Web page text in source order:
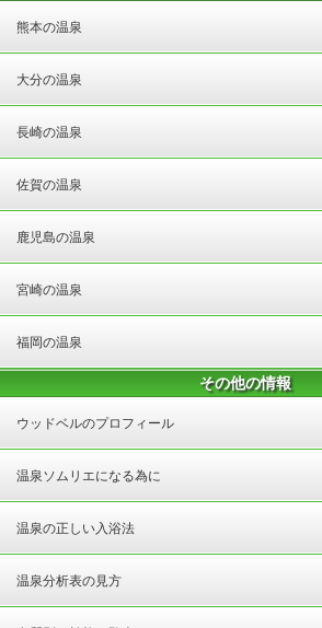
熊本の温泉
大分の温泉
長崎の温泉
佐賀の温泉
鹿児島の温泉
宮崎の温泉
福岡の温泉
その他の情報
ウッドベルのプロフィール
温泉ソムリエになる為に
温泉の正しい入浴法
温泉分析表の見方